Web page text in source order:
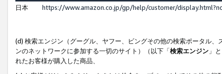
日本
https://www.amazon.co.jp/gp/help/customer/
(d) 検索エンジン（グーグル、ヤフー、ビングその他の検索ポータル
ンのネットワークに参加する一切のサイト）（以下「検索エンジン 」
れたお客様が購入した商品、